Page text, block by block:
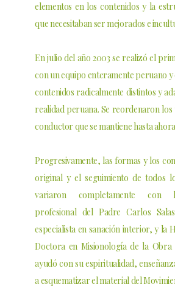
elementos en los contenidos y la
que necesitaban ser mejorados e
En julio del año 2003 se realizó el
con un equipo enteramente peruano y
contenidos radicalmente distintos y
realidad peruana. Se reordenaron los
conductor que se mantiene hasta
Progresivamente, las formas y los
original y el seguimiento de todos
variaron completamente con
profesional del Padre Carlos
especialista en sanación interior, y la
Doctora en Misionología de la
ayudó con su espiritualidad,
a esquematizar el material del